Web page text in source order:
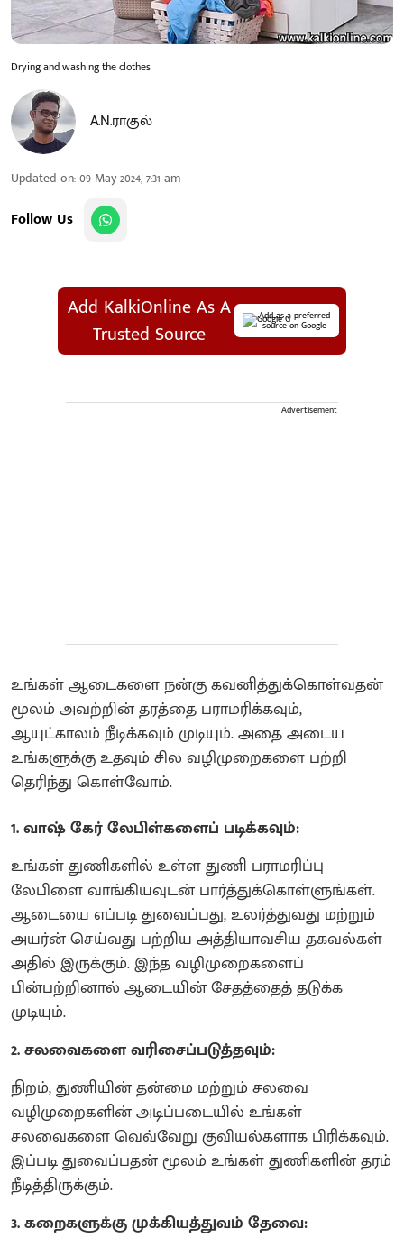
Drying and washing the clothes
A.N.ராகுல்
Updated on:09 May 2024, 7:31 am
Follow Us
Add KalkiOnline As A
Trusted Source
Add as a preferred
source on Google
Advertisement
உங்கள் ஆடைகளை நன்கு கவனித்துக்கொள்வதன்
மூலம் அவற்றின் தரத்தை பராமரிக்கவும்,
ஆயுட்காலம் நீடிக்கவும் முடியும். அதை அடைய
உங்களுக்கு உதவும் சில வழிமுறைகளை பற்றி
தெரிந்து கொள்வோம்.
1. வாஷ் கேர் லேபிள்களைப் படிக்கவும்:
உங்கள் துணிகளில் உள்ள துணி பராமரிப்பு
லேபிளை வாங்கியவுடன் பார்த்துக்கொள்ளுங்கள்.
ஆடையை எப்படி துவைப்பது, உலர்த்துவது மற்றும்
அயர்ன் செய்வது பற்றிய அத்தியாவசிய தகவல்கள்
அதில் இருக்கும். இந்த வழிமுறைகளைப்
பின்பற்றினால் ஆடையின் சேதத்தைத் தடுக்க
முடியும்.
2. சலவைகளை வரிசைப்படுத்தவும்:
நிறம், துணியின் தன்மை மற்றும் சலவை
வழிமுறைகளின் அடிப்படையில் உங்கள்
சலவைகளை வெவ்வேறு குவியல்களாக பிரிக்கவும்.
இப்படி துவைப்பதன் மூலம் உங்கள் துணிகளின் தரம்
நீடித்திருக்கும்.
3. கறைகளுக்கு முக்கியத்துவம் தேவை: